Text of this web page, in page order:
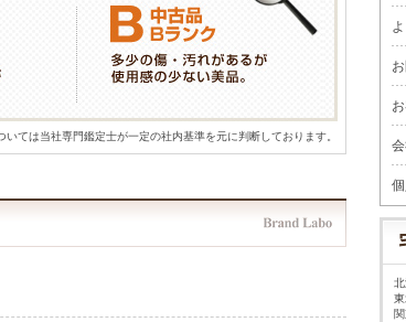
ては当社専門鑑定士が一定の社内基準を元に判断しております。